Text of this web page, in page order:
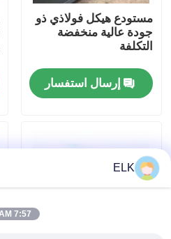
مراقبة الجودة
أخبار
اطلب اقتباس
مستودع هيكل فولاذي ذو
جودة عالية منخفضة
التكلفة
إرسال استفسار
ELK
7:57 AM